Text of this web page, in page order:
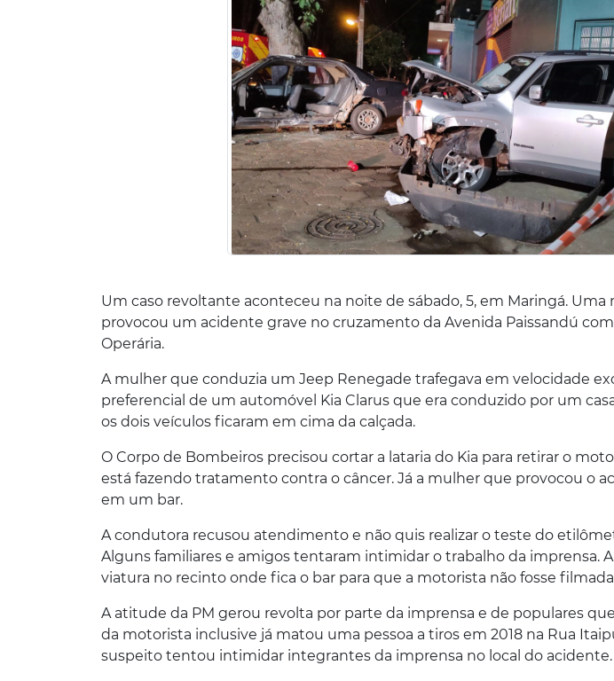
Um caso revoltante aconteceu na noite de sábado, 5, em Maringá.
provocou um acidente grave no cruzamento da Avenida Paissandú com
Operária.
A mulher que conduzia um Jeep Renegade trafegava em velocidade
preferencial de um automóvel Kia Clarus que era conduzido por um
os dois veículos ficaram em cima da calçada.
O Corpo de Bombeiros precisou cortar a lataria do Kia para retirar o
está fazendo tratamento contra o câncer. Já a mulher que provocou o
em um bar.
A condutora recusou atendimento e não quis realizar o teste do
Alguns familiares e amigos tentaram intimidar o trabalho da imprensa.
viatura no recinto onde fica o bar para que a motorista não fosse
A atitude da PM gerou revolta por parte da imprensa e de populares
da motorista inclusive já matou uma pessoa a tiros em 2018 na Rua
suspeito tentou intimidar integrantes da imprensa no local do acidente.